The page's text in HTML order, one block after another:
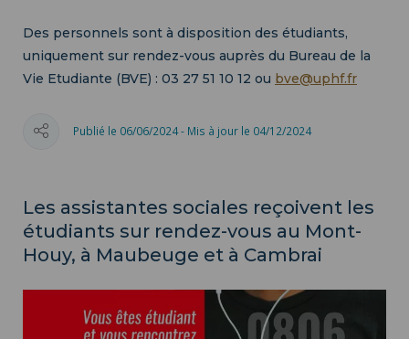
Des personnels sont à disposition des étudiants,
uniquement sur rendez-vous auprès du Bureau de la
Vie Etudiante (BVE) : 03 27 51 10 12 ou bve@uphf.fr
Publié le 06/06/2024 - Mis à jour le 04/12/2024
Les assistantes sociales reçoivent les
étudiants sur rendez-vous au Mont-
Houy, à Maubeuge et à Cambrai